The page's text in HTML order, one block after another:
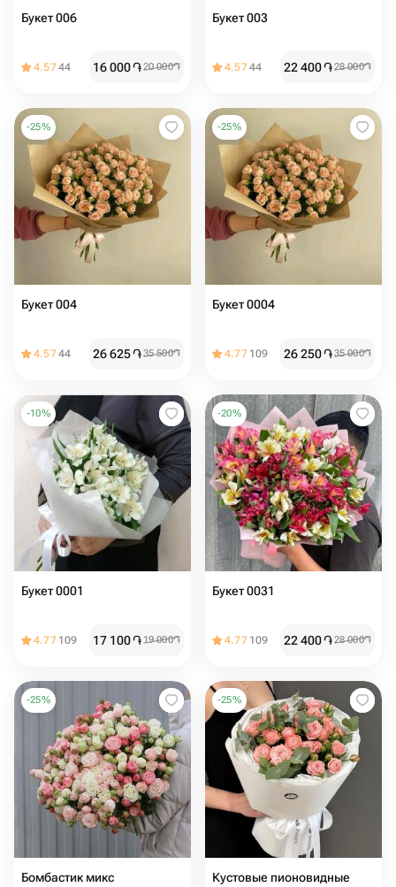
Букет 006
4.5744 16 000֏20 000֏
Букет 003
4.5744 22 400֏28 000֏
-25%
Букет 004
4.5744 26 625֏35 500֏
-25%
Букет 0004
4.77 109 26 250֏35 000֏
-10%
Букет 0001
4.77 109 17 100֏19 000֏
-20%
Букет 0031
4.77 109 22 400֏28 000֏
-25%
Бомбастик микс
-25%
Кустовые пионовидные